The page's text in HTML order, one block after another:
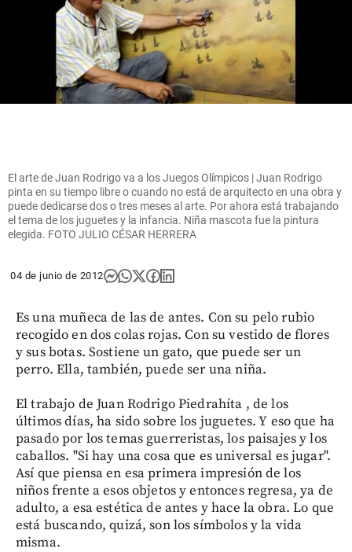
El arte de Juan Rodrigo va a los Juegos Olímpicos | Juan Rodrigo
pinta en su tiempo libre o cuando no está de arquitecto en una obra y
puede dedicarse dos o tres meses al arte. Por ahora está trabajando
el tema de los juguetes y la infancia. Niña mascota fue la pintura
elegida. FOTO JULIO CÉSAR HERRERA
04 de junio de 2012
Es una muñeca de las de antes. Con su pelo rubio
recogido en dos colas rojas. Con su vestido de flores
y sus botas. Sostiene un gato, que puede ser un
perro. Ella, también, puede ser una niña.
El trabajo de Juan Rodrigo Piedrahíta , de los
últimos días, ha sido sobre los juguetes. Y eso que ha
pasado por los temas guerreristas, los paisajes y los
caballos. "Si hay una cosa que es universal es jugar".
Así que piensa en esa primera impresión de los
niños frente a esos objetos y entonces regresa, ya de
adulto, a esa estética de antes y hace la obra. Lo que
está buscando, quizá, son los símbolos y la vida
misma.